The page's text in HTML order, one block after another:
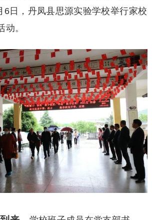
6日，丹凤县思源实验学校举行家校
。